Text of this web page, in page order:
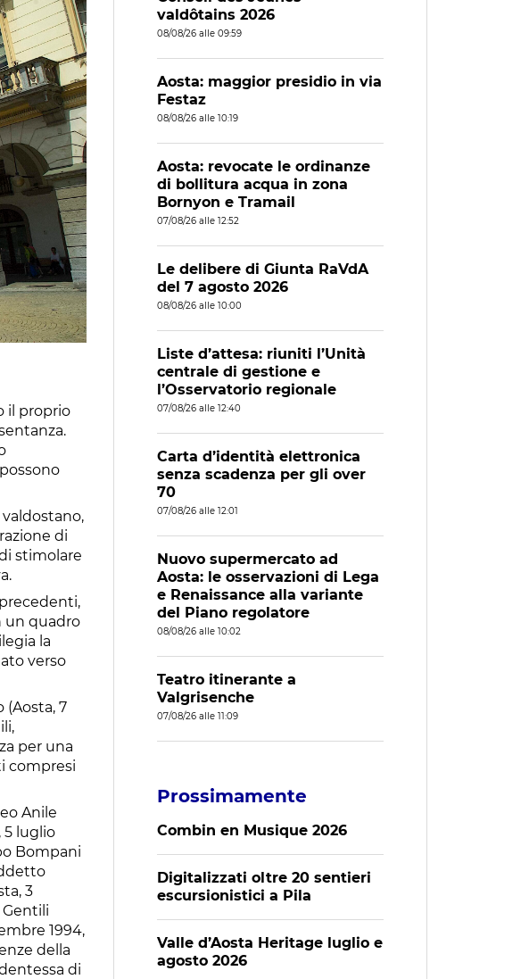
il proprio
di
stimolare
un quadro
la
verso
(Aosta, 7
per una
compresi
Anile
5 luglio
Bompani
3
Gentili
1994,
della
di
valdôtains 2026
08/08/26 alle 09:59
Aosta: maggior presidio in via
Festaz
08/08/26 alle 10:19
Aosta: revocate le ordinanze
di bollitura acqua in zona
Bornyon e Tramail
07/08/26 alle 12:52
Le delibere di Giunta RaVdA
del 7 agosto 2026
08/08/26 alle 10:00
Liste d’attesa: riuniti l’Unità
centrale di gestione e
l’Osservatorio regionale
07/08/26 alle 12:40
Carta d’identità elettronica
senza scadenza per gli over
70
07/08/26 alle 12:01
Nuovo supermercato ad
Aosta: le osservazioni di Lega
e Renaissance alla variante
del Piano regolatore
08/08/26 alle 10:02
Teatro itinerante a
Valgrisenche
07/08/26 alle 11:09
Prossimamente
Combin en Musique 2026
Digitalizzati oltre 20 sentieri
escursionistici a Pila
Valle d’Aosta Heritage luglio e
agosto 2026